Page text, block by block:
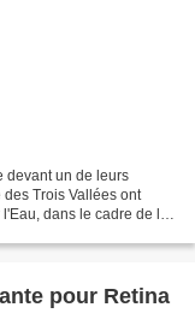
devant un de leurs
Trois Vallées ont
dans le cadre de la
pour Retina